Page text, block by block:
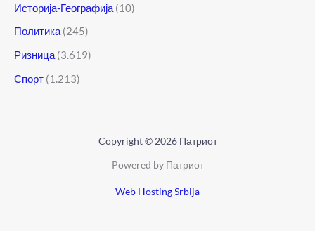
Историја-Географија (10)
Политика (245)
Ризница (3.619)
Спорт (1.213)
Copyright © 2026 Патриот
Powered by Патриот
Web Hosting Srbija